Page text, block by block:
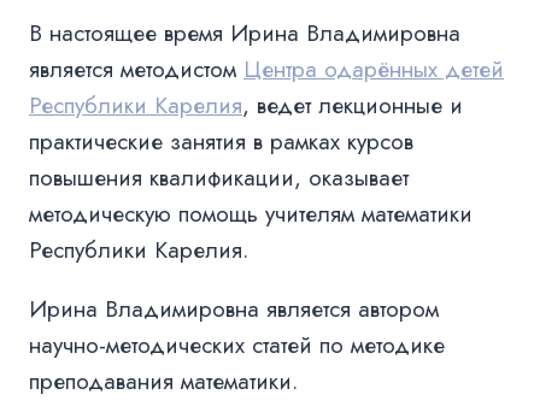
В настоящее время Ирина Владимировна
является методистом Центра одарённых детей
Республики Карелия, ведет лекционные и
практические занятия в рамках курсов
повышения квалификации, оказывает
методическую помощь учителям математики
Республики Карелия.
Ирина Владимировна является автором
научно-методических статей по методике
преподавания математики.